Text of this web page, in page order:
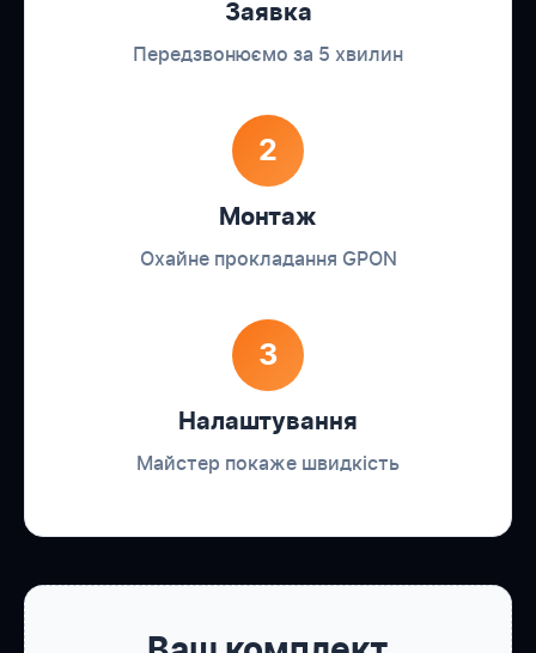
Заявка
Передзвонюємо за 5 хвилин
2
Монтаж
Охайне прокладання GPON
3
Налаштування
Майстер покаже швидкість